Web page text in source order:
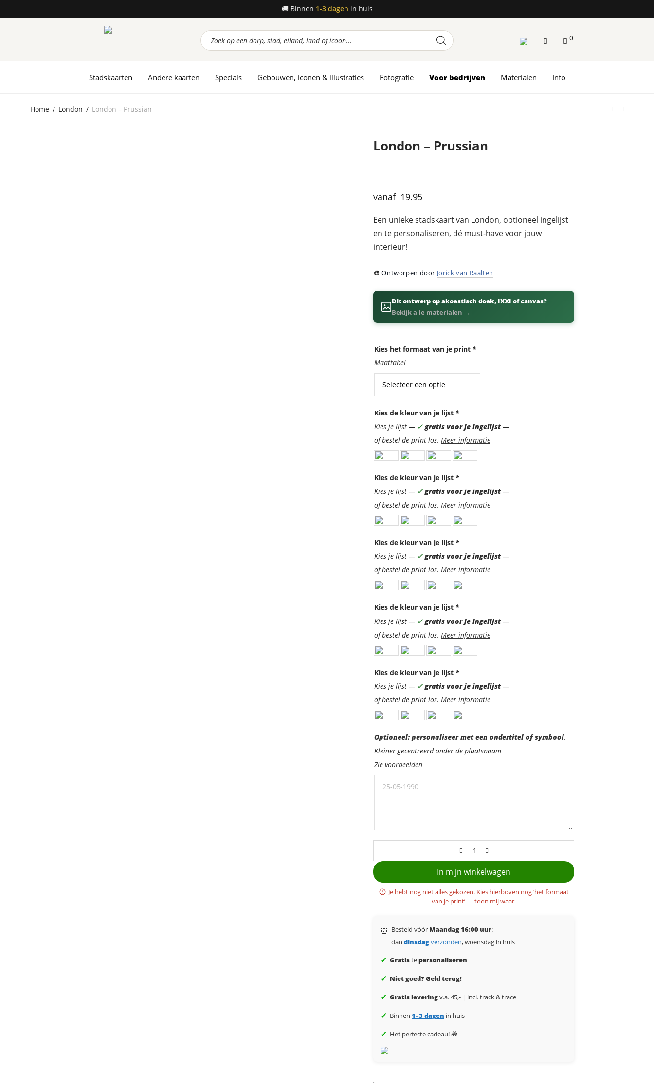
🚚 Binnen 1-3 dagen in huis
Producten
zoeken
Stadskaarten Andere kaarten Specials Gebouwen, iconen & illustraties Fotografie Voor bedrijven Materialen Info
0
Home / London / London – Prussian
London – Prussian
19.95
Een unieke stadskaart van London, optioneel ingelijst
en te personaliseren, dé must-have voor jouw
interieur!
🎨Ontworpen door Jorick van Raalten
Dit ontwerp op akoestisch doek, IXXI of canvas?
Bekijk alle materialen →
Kies het formaat van je print *
Maattabel
Kies de kleur van je lijst *
Kies je lijst — ✓gratis voor je ingelijst—
of bestel de print los. Meer informatie
Kies de kleur van je lijst *
Kies je lijst — ✓gratis voor je ingelijst—
of bestel de print los. Meer informatie
Kies de kleur van je lijst *
Kies je lijst — ✓gratis voor je ingelijst—
of bestel de print los. Meer informatie
Kies de kleur van je lijst *
Kies je lijst — ✓ gratis voor je ingelijst—
of bestel de print los. Meer informatie
Kies de kleur van je lijst *
Kies je lijst — ✓ gratis voor je ingelijst—
of bestel de print los. Meer informatie
Optioneel:
personaliseer
met
een
ondertitel
Optioneel: personaliseer met een ondertitel of symbool.
Kleiner gecentreerd onder de plaatsnaam
Zie voorbeelden
In mijn winkelwagen
Je hebt nog niet alles gekozen. Kies hierboven nog ‘het formaat
van je print’ —toon mij waar.
⏰ Besteld vóór Maandag 16:00 uur:
dan dinsdagverzonden, woensdag in huis
✓ Gratistepersonaliseren
✓ Niet goed? Geld terug!
✓ Gratis leveringv.a. 45,- | incl. track & trace
✓ Binnen 1–3 dagen in huis
✓ Het perfecte cadeau! 🎁